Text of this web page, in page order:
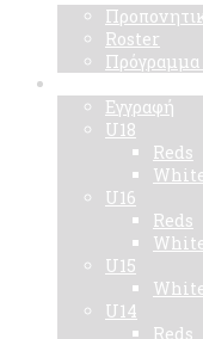
Roster
Πρόγραμμα
Εγγραφή
U18
Reds
U16
Reds
U15
U14
Reds